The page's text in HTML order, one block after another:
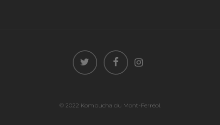
© 2022 Kombucha du Mont-Ferréol.